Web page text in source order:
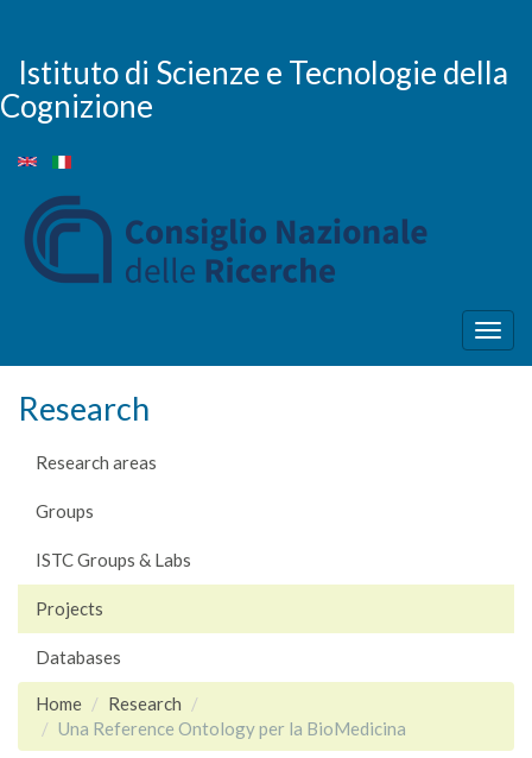
main
content
Istituto di Scienze e Tecnologie della
Cognizione
Research
Research areas
Groups
ISTC Groups & Labs
Projects
Databases
Home
Research
Una Reference Ontology per la BioMedicina